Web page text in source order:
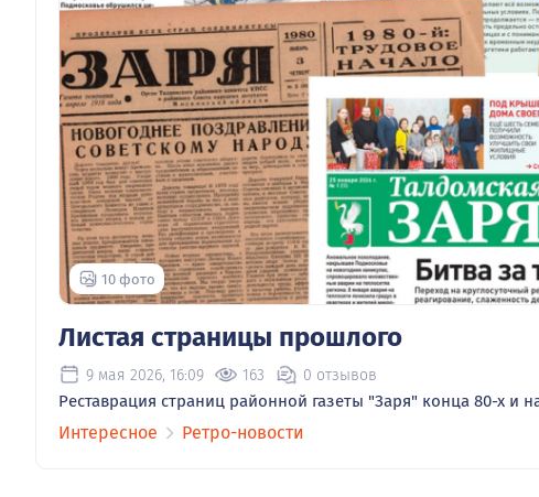
10 фото
Листая страницы прошлого
9 мая 2026, 16:09 163 0 отзывов
Реставрация страниц районной газеты "Заря" конца 80-х и
Интересное Ретро-новости